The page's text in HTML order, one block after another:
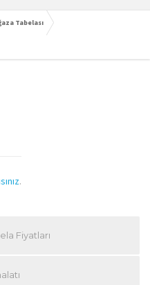
Tabelası
.
Fiyatları